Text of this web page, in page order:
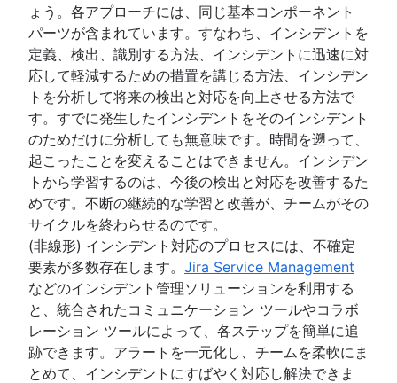
ょう。各アプローチには、同じ基本コンポーネント
パーツが含まれています。すなわち、インシデントを
定義、検出、識別する方法、インシデントに迅速に対
応して軽減するための措置を講じる方法、インシデン
トを分析して将来の検出と対応を向上させる方法で
す。すでに発生したインシデントをそのインシデント
のためだけに分析しても無意味です。時間を遡って、
起こったことを変えることはできません。インシデン
トから学習するのは、今後の検出と対応を改善するた
めです。不断の継続的な学習と改善が、チームがその
サイクルを終わらせるのです。
(非線形) インシデント対応のプロセスには、不確定
要素が多数存在します。 Jira Service Management
などのインシデント管理ソリューションを利用する
と、統合されたコミュニケーション ツールやコラボ
レーション ツールによって、各ステップを簡単に追
跡できます。アラートを一元化し、チームを柔軟にま
とめて、インシデントにすばやく対応し解決できま